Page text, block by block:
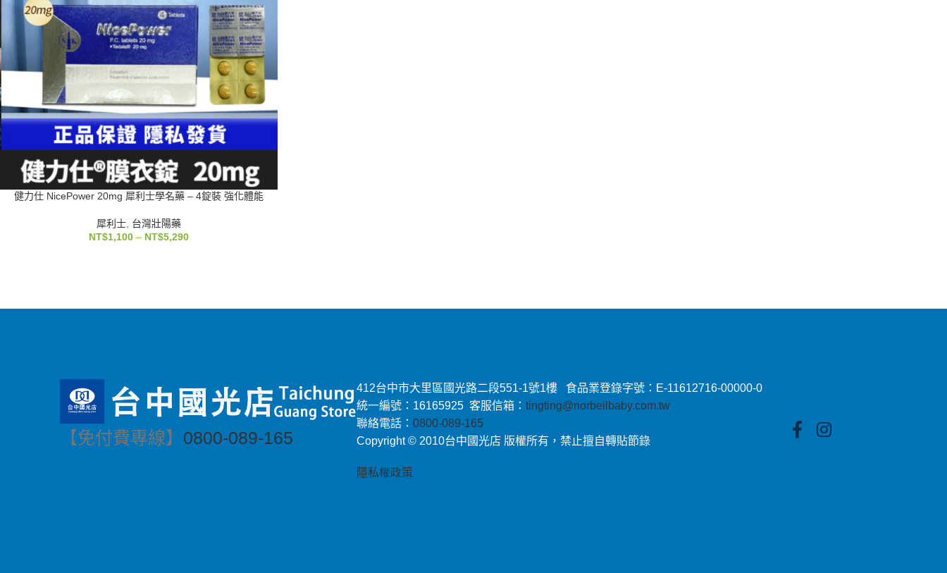
健力仕 NicePower 20mg 犀利士學名藥 – 4錠裝 強化體能
犀利士 台灣壯陽藥
NT$1,100 – NT$5,290
【免付費專線】 0800-089-165
412台中市大里區國光路二段551-1號1樓 食品業登錄字號：E-11612716-00000-0
統一編號：16165925 客服信箱：tingting@norbeilbaby.com.tw
聯絡電話：0800-089-165
Copyright © 2010台中國光店 版權所有，禁止擅自轉貼節錄
隱私權政策